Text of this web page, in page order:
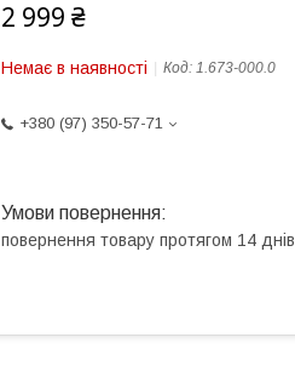
2 999 ₴
Немає в наявності Код: 1.673-000.0
+380 (97) 350-57-71
повернення товару протягом 14 днів